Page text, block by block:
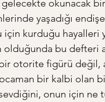
okunacak bir
yaşadığı
kurduğu hayalleri
olduğunda bu defteri
otorite figürü değil,
bir kalbi olan
onun için